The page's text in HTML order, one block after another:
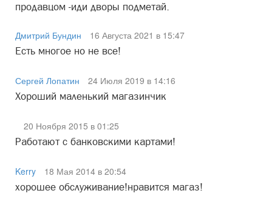
продавцом -иди дворы подметай.
Дмитрий Бундин
16 Августа 2021 в 15:47
Есть многое но не все!
Сергей Лопатин
24 Июля 2019 в 14:16
Хороший маленький магазинчик
20 Ноября 2015 в 01:25
Работают с банковскими картами!
Kerry
18 Мая 2014 в 20:54
хорошее обслуживание!нравится магаз!